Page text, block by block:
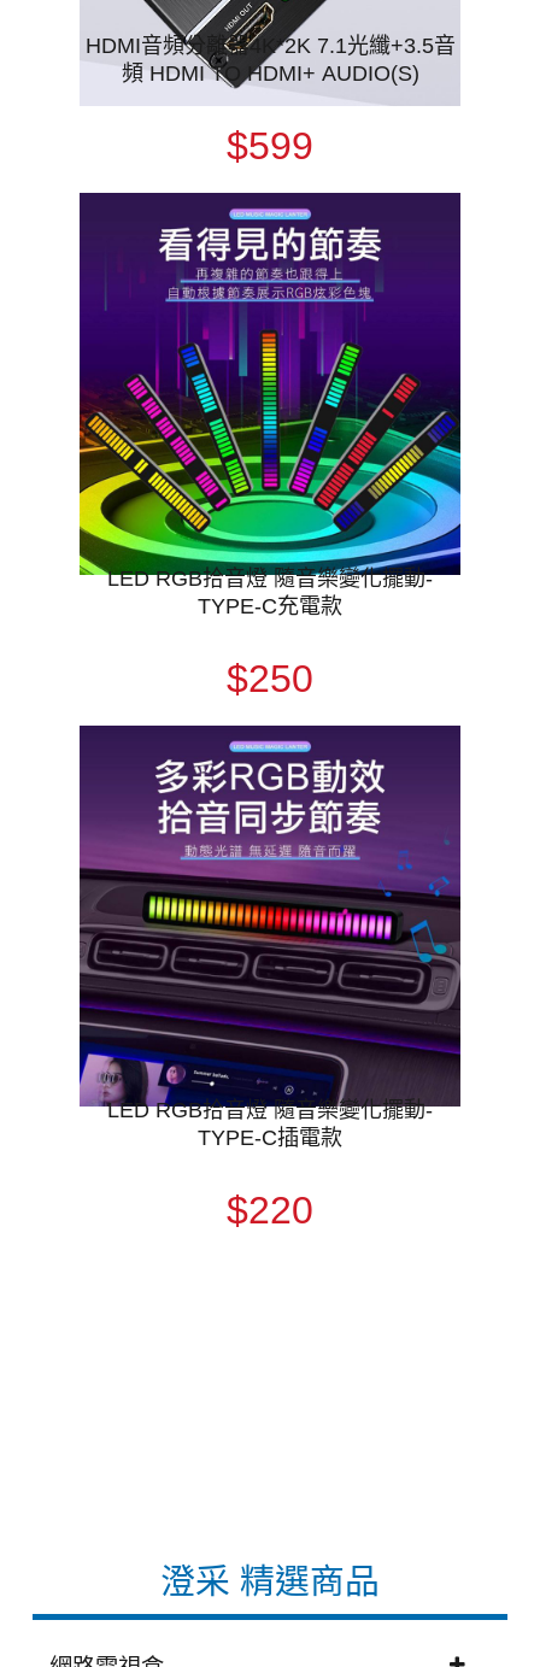
澄采 精選商品
HDMI音頻分離器4K*2K 7.1光纖+3.5音
頻 HDMI TO HDMI+ AUDIO(S)
$599
LED RGB拾音燈 隨音樂變化擺動-
TYPE-C充電款
$250
LED RGB拾音燈 隨音樂變化擺動-
TYPE-C插電款
$220